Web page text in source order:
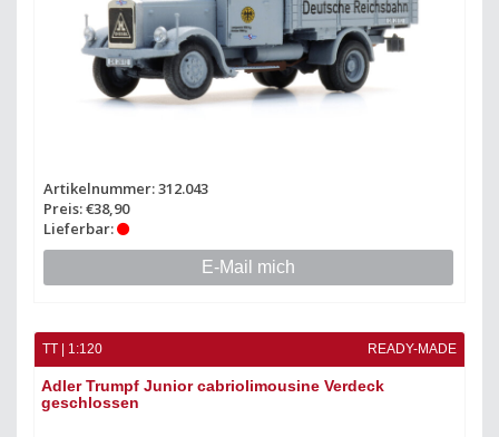
Artikelnummer: 312.043
Preis: €38,90
Lieferbar:
E-Mail mich
TT | 1:120 READY-MADE
Adler Trumpf Junior cabriolimousine Verdeck
geschlossen